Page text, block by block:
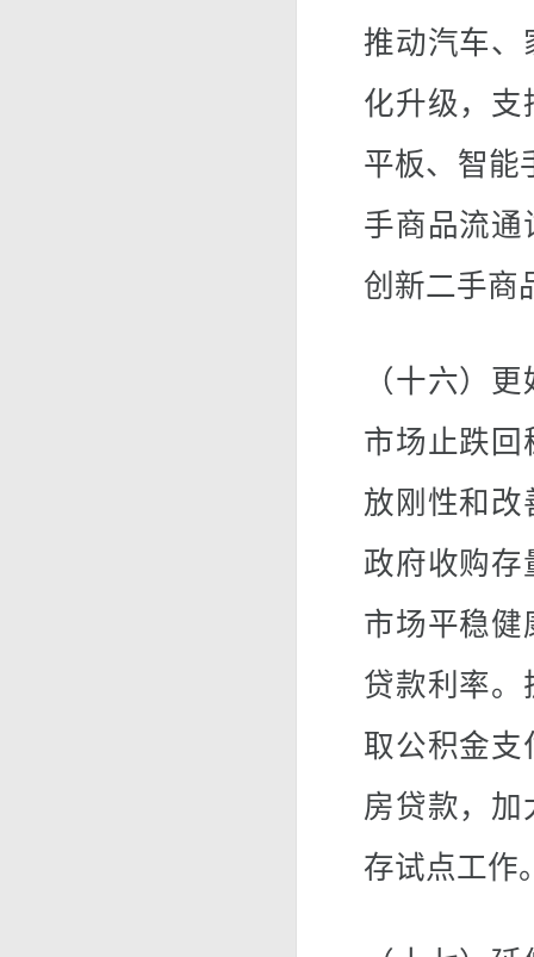
推动汽车、
化升级，支
平板、智能
手商品流通
创新二手商
（十六）
市场止跌回
放刚性和改
政府收购存
市场平稳健
贷款利率。
取公积金支
房贷款，
存试点工作